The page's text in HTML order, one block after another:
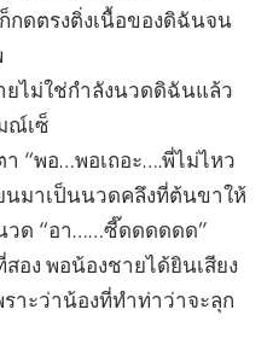
กดตรงติ่งเนื้อของดิฉันจน
ไม่ใช่กำลังนวดดิฉันแล้ว
ณ์เซ็
“พอ…พอเถอะ….พี่ไม่ไหว
นมาเป็นนวดคลึงที่ต้นขาให้
วด “อา……ซี๊ดดดดดด”
อง พอน้องชายได้ยินเสียง
าะว่าน้องที่ทำท่าว่าจะลุก